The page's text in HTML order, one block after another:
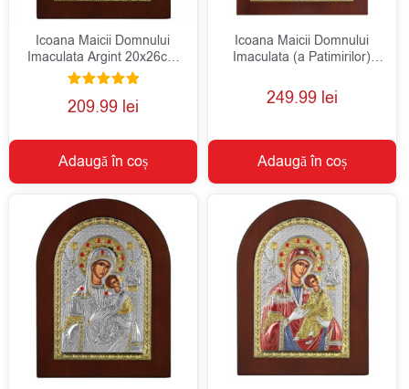
Icoana Maicii Domnului
Imaculata Argint 20x26cm
Auriu
Evaluat la
5.00
209.99 lei
Adaugă în coș
Icoana Maicii Domnului
Imaculata (a Patimirilor)
249.99 lei
Adaugă în coș